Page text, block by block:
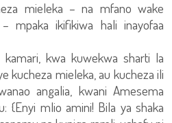
mieleka – na mfano wake
mpaka ikifikiwa hali inayofaa
kwa kuwekwa sharti la
kucheza mieleka, au kucheza ili
angalia, kwani Amesema
{Enyi mlio amini! Bila ya shaka